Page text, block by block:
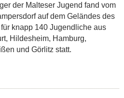
der Malteser Jugend fand vom
auf dem Geländes des
knapp 140 Jugendliche aus
Hildesheim, Hamburg,
und Görlitz statt.